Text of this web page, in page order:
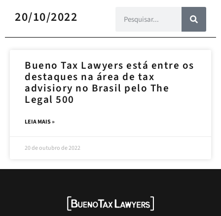
20/10/2022
Bueno Tax Lawyers está entre os
destaques na área de tax
advisiory no Brasil pelo The
Legal 500
LEIA MAIS »
20 de outubro de 2022